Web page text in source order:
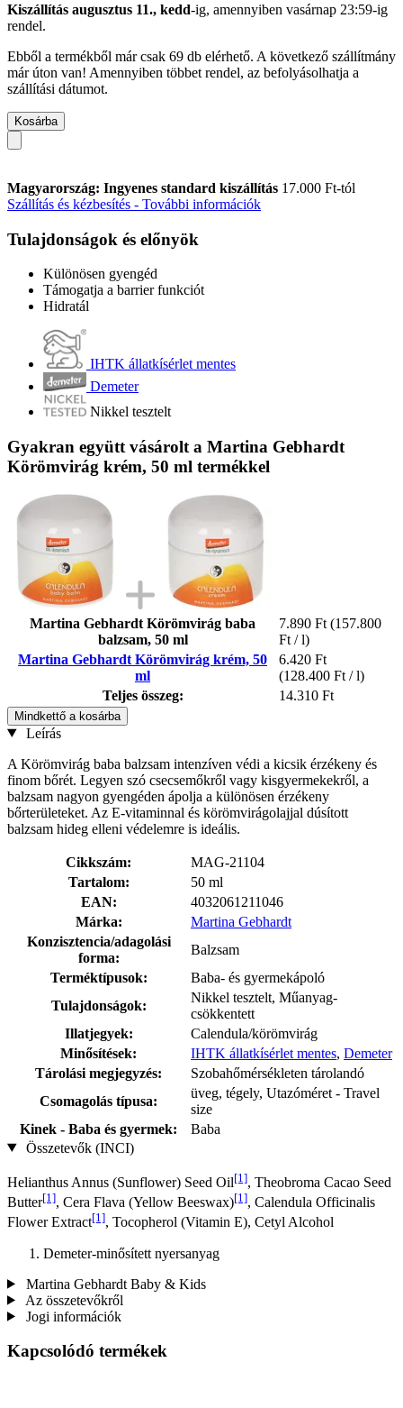
Kiszállítás augusztus 11., kedd-ig, amennyiben vasárnap 23:59-ig
rendel.
Ebből a termékből már csak 69 db elérhető. A következő szállítmány
már úton van! Amennyiben többet rendel, az befolyásolhatja a
szállítási dátumot.
Kosárba
Magyarország: Ingyenes standard kiszállítás 17.000 Ft-tól
Szállítás és kézbesítés - További információk
Tulajdonságok és előnyök
Különösen gyengéd
Támogatja a barrier funkciót
Hidratál
IHTK állatkísérlet mentes
Demeter
Nikkel tesztelt
Gyakran együtt vásárolt a Martina Gebhardt
Körömvirág krém, 50 ml termékkel
Martina Gebhardt Körömvirág baba
balzsam, 50 ml
7.890 Ft (157.800
Ft / l)
Martina Gebhardt Körömvirág krém, 50
ml
6.420 Ft
(128.400 Ft / l)
Teljes összeg:
14.310 Ft
Mindkettő a kosárba
Leírás
A Körömvirág baba balzsam intenzíven védi a kicsik érzékeny és
finom bőrét. Legyen szó csecsemőkről vagy kisgyermekekről, a
balzsam nagyon gyengéden ápolja a különösen érzékeny
bőrterületeket. Az E-vitaminnal és körömvirágolajjal dúsított
balzsam hideg elleni védelemre is ideális.
Cikkszám:
MAG-21104
Tartalom:
50 ml
EAN:
4032061211046
Márka:
Martina Gebhardt
Konzisztencia/adagolási
forma:
Balzsam
Terméktípusok:
Baba- és gyermekápoló
Tulajdonságok:
Nikkel tesztelt, Műanyag-
csökkentett
Illatjegyek:
Calendula/körömvirág
Minősítések:
IHTK állatkísérlet mentes, Demeter
Tárolási megjegyzés:
Szobahőmérsékleten tárolandó
Csomagolás típusa:
üveg, tégely, Utazóméret - Travel
size
Kinek - Baba és gyermek:
Baba
Összetevők (INCI)
Helianthus Annus (Sunflower) Seed Oil[1], Theobroma Cacao Seed
Butter[1], Cera Flava (Yellow Beeswax)[1], Calendula Officinalis
Flower Extract[1], Tocopherol (Vitamin E), Cetyl Alcohol
Demeter-minősített nyersanyag
Martina Gebhardt Baby & Kids
Az összetevőkről
Jogi információk
Kapcsolódó termékek